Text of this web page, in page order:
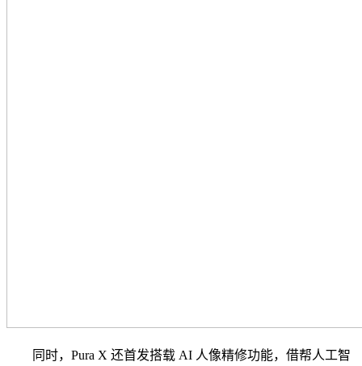
同时，Pura X 还首发搭载 AI 人像精修功能，借帮人工智